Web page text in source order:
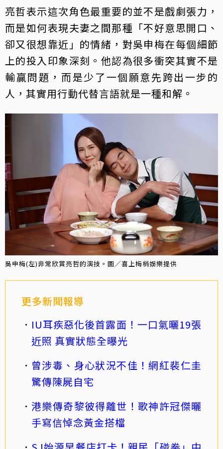
亮哲表示這次角色最重要的並不是戲劇張力，
而是如何表現夫妻之間那種「不好意思開口、
卻又很想靠近」的情緒，對吳申梅在每個細節
上的投入印象深刻。他認為很多衝突其實不是
輸贏問題，而是少了一個願意先跨出一步的
人，其實用行動代替言語就是一種和解。
吳申梅(左)非常欣賞亮哲的演技。圖／喜上梅梢娛樂提供
更多新聞報導
IU耳疾惡化後首露面！一口氣曬19張
近照 真實狀態全曝光
曾涉毒、身心狀況不佳！網紅裴仁圭
驚傳陳屍自宅
港樂傳奇黎彼得離世！歌神許冠傑曬
手寫信悼念黃金搭檔